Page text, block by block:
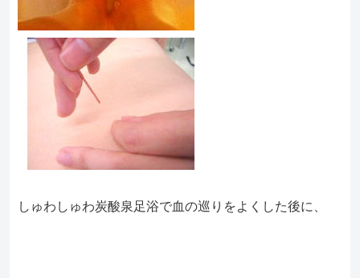
しゅわしゅわ炭酸泉足浴で血の巡りをよくした後に、